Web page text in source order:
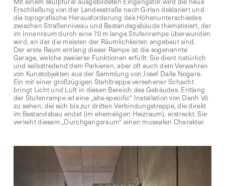
Erschließung von der Landesstraße nach Girlan deklariert und
die topografische Herausforderung des Höhenunterschiedes
zwischen Straßenniveau und Bestandsgebäude thematisiert, der
im Innenraum durch eine 70 m lange Stufenrampe überwunden
wird, an der die meisten der Räumlichkeiten angebaut sind.
Der erste Raum entlang dieser Rampe ist die sogenannte
Garage, welche zweierlei Funktionen erfüllt: Sie dient natürlich
und selbstredend dem Parkieren, aber oft auch dem Verwahren
von Kunstobjekten aus der Sammlung von Josef Dalle Nogare.
Ein mit einer großzügigen Stahltreppe versehener Schacht
bringt Licht und Luft in diesen Bereich des Gebäudes. Entlang
der Stufenrampe ist eine „site-specific“ Installation von Danh Vō
zu sehen, die sich bis zur dritten Verbindungstreppe, die direkt
im Bestandsbau endet (im ehemaligen Heizraum), erstreckt. Sie
verleiht diesem „Durchgangsraum“ einen musealen Charakter.